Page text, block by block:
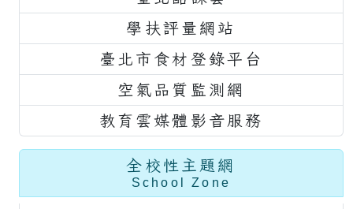
學扶評量網站
臺北市食材登錄平台
空氣品質監測網
教育雲媒體影音服務
全校性主題網
School Zone